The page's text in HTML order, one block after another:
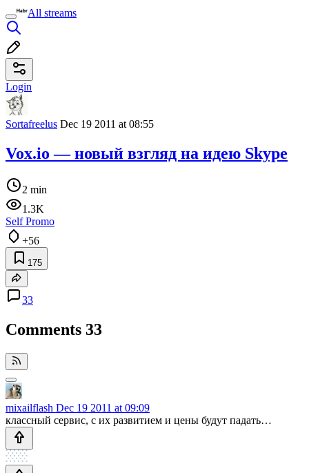
All streams
Login
Sortafreelus Dec 19 2011 at 08:55
Vox.io — новый взгляд на идею Skype
2 min
1.3K
Self Promo
+56
175
33
Comments 33
mixailflash Dec 19 2011 at 09:09
классный сервис, с их развитием и цены будут падать…